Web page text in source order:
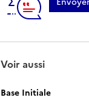
Voir aussi
Base Initiale